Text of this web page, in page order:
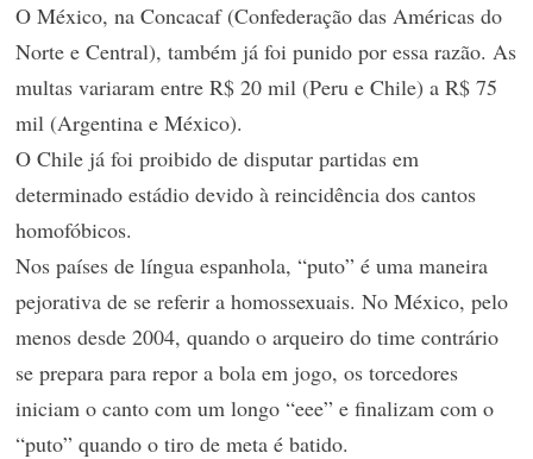
O México, na Concacaf (Confederação das Américas do
Norte e Central), também já foi punido por essa razão. As
multas variaram entre R$ 20 mil (Peru e Chile) a R$ 75
mil (Argentina e México).
O Chile já foi proibido de disputar partidas em
determinado estádio devido à reincidência dos cantos
homofóbicos.
Nos países de língua espanhola, “puto” é uma maneira
pejorativa de se referir a homossexuais. No México, pelo
menos desde 2004, quando o arqueiro do time contrário
se prepara para repor a bola em jogo, os torcedores
iniciam o canto com um longo “eee” e finalizam com o
“puto” quando o tiro de meta é batido.